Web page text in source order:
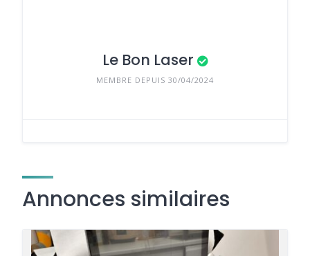
Le Bon Laser
MEMBRE DEPUIS 30/04/2024
Annonces similaires